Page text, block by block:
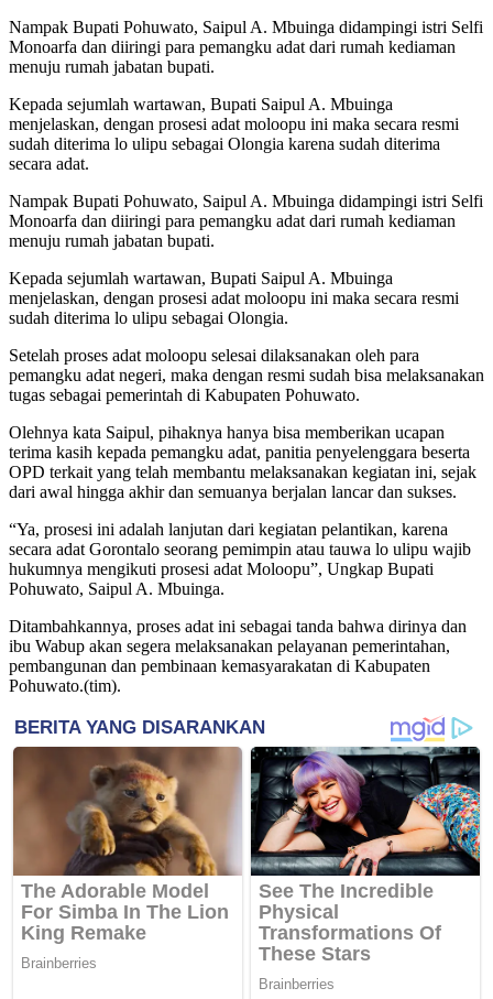
Nampak Bupati Pohuwato, Saipul A. Mbuinga didampingi istri Selfi
Monoarfa dan diiringi para pemangku adat dari rumah kediaman
menuju rumah jabatan bupati.
Kepada sejumlah wartawan, Bupati Saipul A. Mbuinga
menjelaskan, dengan prosesi adat moloopu ini maka secara resmi
sudah diterima lo ulipu sebagai Olongia karena sudah diterima
secara adat.
Nampak Bupati Pohuwato, Saipul A. Mbuinga didampingi istri Selfi
Monoarfa dan diiringi para pemangku adat dari rumah kediaman
menuju rumah jabatan bupati.
Kepada sejumlah wartawan, Bupati Saipul A. Mbuinga
menjelaskan, dengan prosesi adat moloopu ini maka secara resmi
sudah diterima lo ulipu sebagai Olongia.
Setelah proses adat moloopu selesai dilaksanakan oleh para
pemangku adat negeri, maka dengan resmi sudah bisa melaksanakan
tugas sebagai pemerintah di Kabupaten Pohuwato.
Olehnya kata Saipul, pihaknya hanya bisa memberikan ucapan
terima kasih kepada pemangku adat, panitia penyelenggara beserta
OPD terkait yang telah membantu melaksanakan kegiatan ini, sejak
dari awal hingga akhir dan semuanya berjalan lancar dan sukses.
“Ya, prosesi ini adalah lanjutan dari kegiatan pelantikan, karena
secara adat Gorontalo seorang pemimpin atau tauwa lo ulipu wajib
hukumnya mengikuti prosesi adat Moloopu”, Ungkap Bupati
Pohuwato, Saipul A. Mbuinga.
Ditambahkannya, proses adat ini sebagai tanda bahwa dirinya dan
ibu Wabup akan segera melaksanakan pelayanan pemerintahan,
pembangunan dan pembinaan kemasyarakatan di Kabupaten
Pohuwato.(tim).